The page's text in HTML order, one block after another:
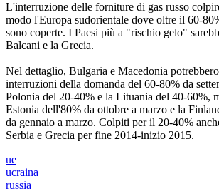
L'interruzione delle forniture di gas russo
modo l'Europa sudorientale dove oltre il 60-
sono coperte. I Paesi più a "rischio gelo"
Balcani e la Grecia.
Nel dettaglio, Bulgaria e Macedonia
interruzioni della domanda del 60-80% da
Polonia del 20-40% e la Lituania del 40-60%,
Estonia dell'80% da ottobre a marzo e la
da gennaio a marzo. Colpiti per il 20-40%
Serbia e Grecia per fine 2014-inizio 2015.
ue
ucraina
russia